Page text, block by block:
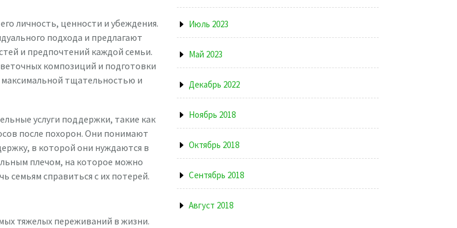
личность, ценности и убеждения.
подхода и предлагают
и предпочтений каждой семьи.
композиций и подготовки
максимальной тщательностью и
услуги поддержки, такие как
после похорон. Они понимают
в которой они нуждаются в
плечом, на которое можно
семьям справиться с их потерей.
тяжелых переживаний в жизни.
Июль 2023
Май 2023
Декабрь 2022
Ноябрь 2018
Октябрь 2018
Сентябрь 2018
Август 2018